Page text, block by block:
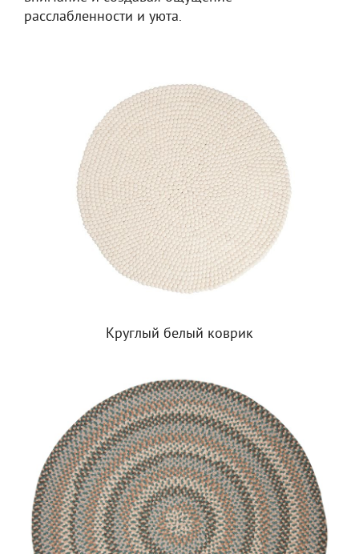
расслабленности и уюта.
Круглый белый коврик